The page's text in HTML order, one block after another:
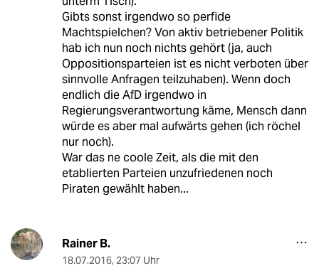
Gibts sonst irgendwo so perfide
Machtspielchen? Von aktiv betriebener Politik
hab ich nun noch nichts gehört (ja, auch
Oppositionsparteien ist es nicht verboten über
sinnvolle Anfragen teilzuhaben). Wenn doch
endlich die AfD irgendwo in
Regierungsverantwortung käme, Mensch dann
würde es aber mal aufwärts gehen (ich röchel
nur noch).
War das ne coole Zeit, als die mit den
etablierten Parteien unzufriedenen noch
Piraten gewählt haben...
Rainer B.
18.07.2016, 23:07 Uhr